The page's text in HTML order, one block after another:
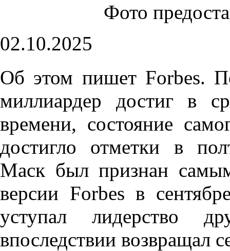
Фото
02.10.2025
Об этом пишет Forbes.
миллиардер достиг в
времени, состояние
достигло отметки в
Маск был признан
версии Forbes в
уступал лидерство
впоследствии возвращал